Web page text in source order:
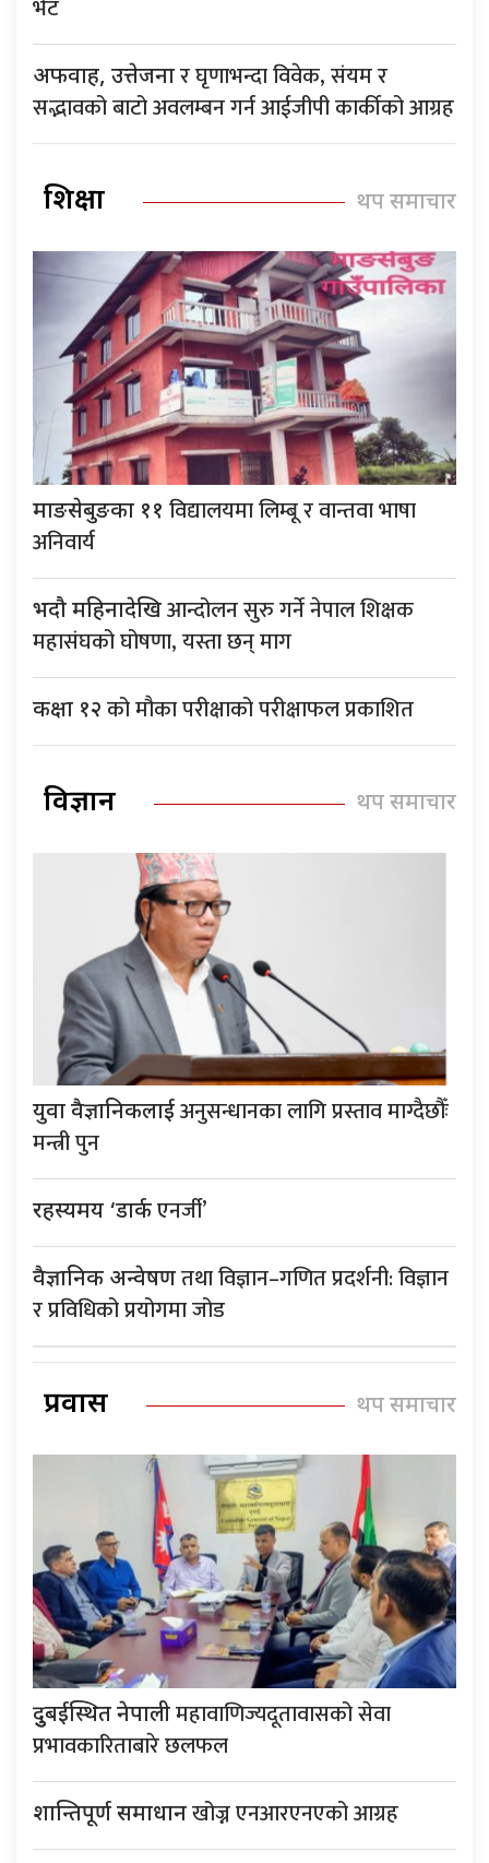
भेट
अफवाह, उत्तेजनार घृणाभन्दा विवेक, संयम र
सद्भावको बाटो अवलम्बन गर्न आईजीपी कार्कीको आग्रह
शिक्षा थप समाचार
माङसेबुङका ११ विद्यालयमा लिम्बू र वान्तवा भाषा
अनिवार्य
भदौ महिनादेखिआन्दोलन सुरु गर्ने नेपाल शिक्षक
महासंघको घोषणा, यस्ता छन् माग
कक्षा १२ को मौका परीक्षाको परीक्षाफल प्रकाशित
विज्ञान थप समाचार
युवा वैज्ञानिकलाईअनुसन्धानका लागि प्रस्ताव माग्दैछौँः
मन्त्री पुन
रहस्यमय ‘डार्कएनर्जी’
वैज्ञानिक अन्वेषणतथा विज्ञान–गणित प्रदर्शनी: विज्ञान
र प्रविधिको प्रयोगमा जोड
प्रवास थप समाचार
दुुबईस्थित नेपालीमहावाणिज्यदूतावासको सेवा
प्रभावकारिताबारे छलफल
शान्तिपूर्ण समाधानखोज्न एनआरएनएको आग्रह